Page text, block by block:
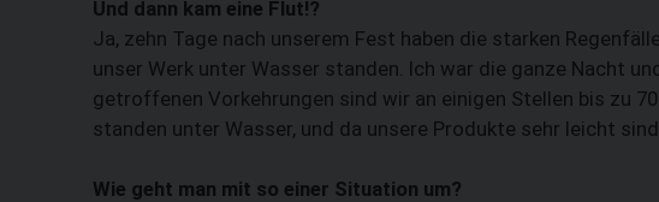
Und dann kam eine Flut!?
Ja, zehn Tage nach unserem Fest haben die starken
unser Werk unter Wasser standen. Ich war die ganze Nacht
getroffenen Vorkehrungen sind wir an einigen Stellen bis zu
standen unter Wasser, und da unsere Produkte sehr leicht
Wie geht man mit so einer Situation um?